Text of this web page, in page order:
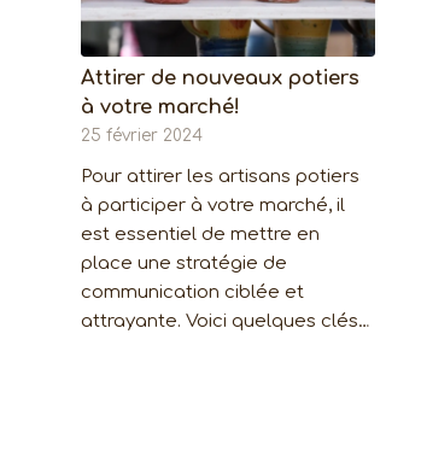
Attirer de nouveaux potiers
à votre marché!
25 février 2024
Pour attirer les artisans potiers
à participer à votre marché, il
est essentiel de mettre en
place une stratégie de
communication ciblée et
attrayante. Voici quelques clés…